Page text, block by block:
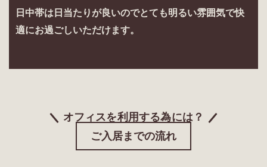
日中帯は日当たりが良いのでとても明るい雰囲気で快
適にお過ごしいただけます。
オフィスを利用する為には？
ご入居までの流れ